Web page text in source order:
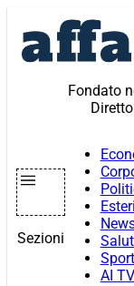
contenuto
Fondato
Sezioni
Esteri
Sport
AI TV